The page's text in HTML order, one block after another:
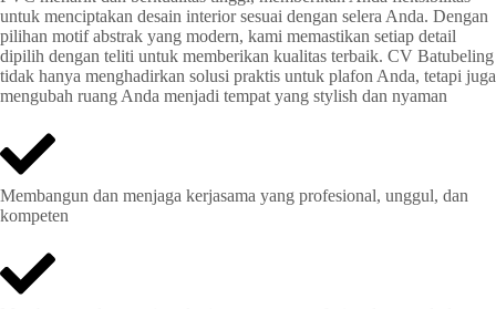
untuk menciptakan desain interior sesuai dengan selera Anda. Dengan
pilihan motif abstrak yang modern, kami memastikan setiap detail
dipilih dengan teliti untuk memberikan kualitas terbaik. CV Batubeling
tidak hanya menghadirkan solusi praktis untuk plafon Anda, tetapi juga
mengubah ruang Anda menjadi tempat yang stylish dan nyaman
Membangun dan menjaga kerjasama yang profesional, unggul, dan
kompeten